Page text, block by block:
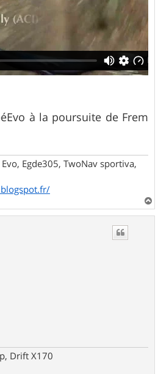
à la poursuite de Frem
Egde305, TwoNav sportiva,
a
Drift X170